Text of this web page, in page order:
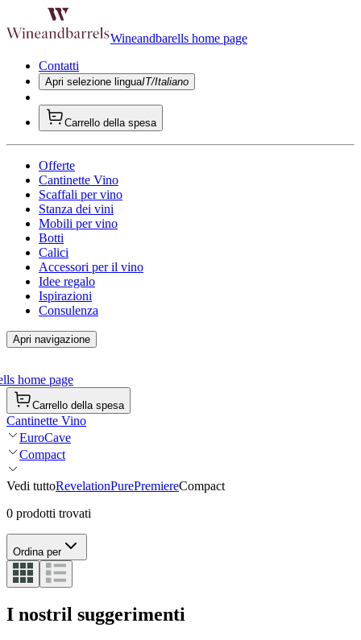
Wineandbarells home page
Contatti
Apri selezione linguaIT/Italiano
Carrello della spesa
Offerte
Cantinette Vino
Scaffali per vino
Stanza dei vini
Mobili per vino
Botti
Calici
Accessori per il vino
Idee regalo
Ispirazioni
Consulenza
Apri navigazione
home page
Carrello della spesa
Cantinette Vino
EuroCave
Compact
Vedi tuttoRevelationPurePremiereCompact
0 prodotti trovati
Ordina per
I nostril suggerimenti